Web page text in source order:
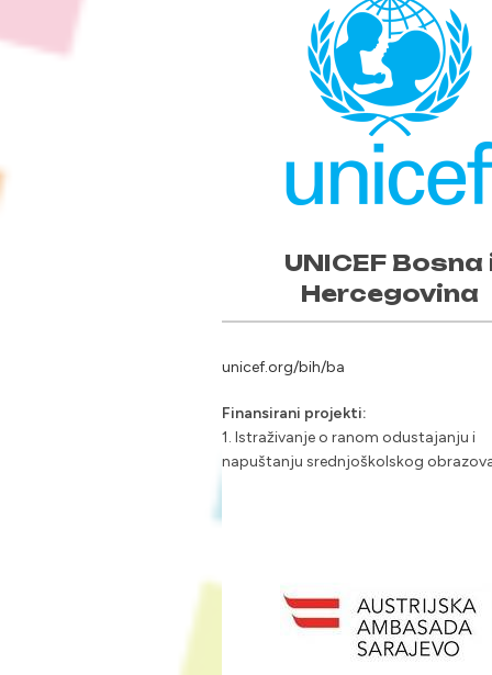
UNICEF Bosna
Hercegovina
unicef.org/bih/ba
Finansirani projekti:
1. Istraživanje o ranom odustajanju i
napuštanju srednjoškolskog